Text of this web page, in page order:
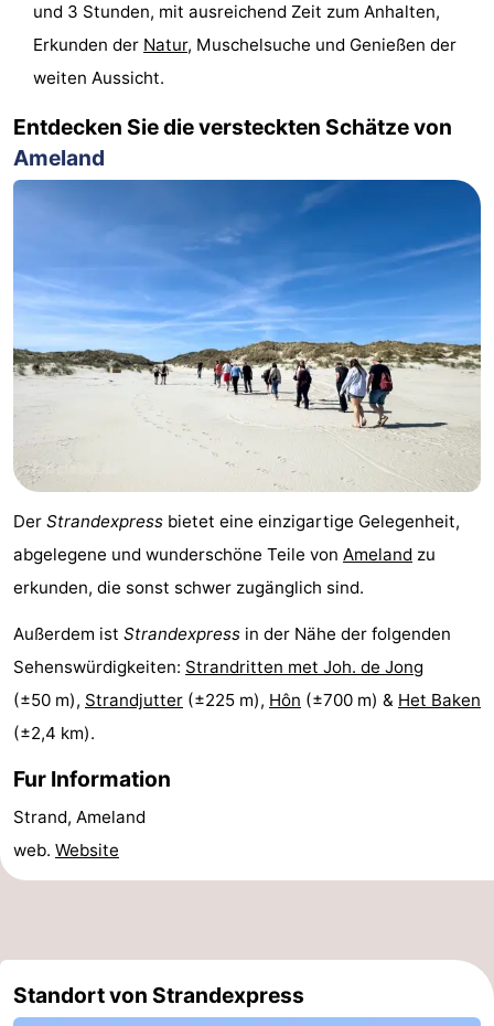
Sport
Schwimmbader
-
Radfahren
-
Reiten
-
Surfen
Wattwandern
-
Sportangeln
Seehunden
Essen
und
trinken
Veranstaltungen
Praktisch
Route
Fähre
Parken
Inselhüpfen
Reisebuchshop
Adressen
Region
Friesland
und 3 Stunden, mit ausreichend Zeit zum Anhalten,
Erkunden der Natur, Muschelsuche und Genießen der
weiten Aussicht.
Entdecken Sie die versteckten Schätze von
Ameland
Der Strandexpress bietet eine einzigartige Gelegenheit,
abgelegene und wunderschöne Teile von Ameland zu
erkunden, die sonst schwer zugänglich sind.
Außerdem ist Strandexpress in der Nähe der folgenden
Sehenswürdigkeiten: Strandritten met Joh. de Jong
(±50 m), Strandjutter (±225 m), Hôn (±700 m) & Het Baken
(±2,4 km).
Fur Information
Strand, Ameland
web. Website
Standort von Strandexpress